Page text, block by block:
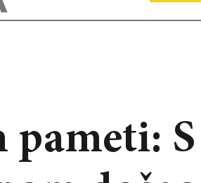
pameti: